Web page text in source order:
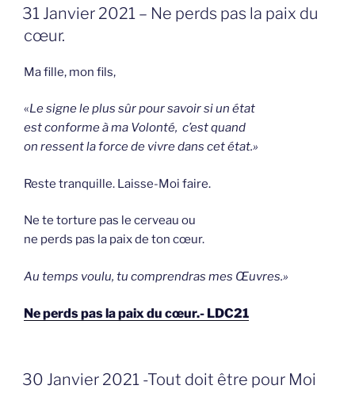
GEPLAATST
OP
31 Janvier 2021 – Ne perds pas la paix du
cœur.
Ma fille, mon fils,
«Le signe le plus sûr pour savoir si un état
est conforme à ma Volonté, c’est quand
on ressent la force de vivre dans cet état.»
Reste tranquille. Laisse-Moi faire.
Ne te torture pas le cerveau ou
ne perds pas la paix de ton cœur.
Au temps voulu, tu comprendras mes Œuvres.»
Ne perds pas la paix du cœur.- LDC21
GEPLAATST
OP
30 Janvier 2021 -Tout doit être pour Moi